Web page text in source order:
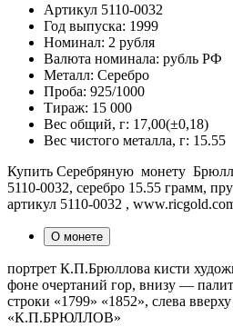
Артикул 5110-0032
Год выпуска: 1999
Номинал: 2 рубля
Валюта номинала: рубль РФ
Металл: Серебро
Проба: 925/1000
Тираж: 15 000
Вес общий, г: 17,00(±0,18)
Вес чистого металла, г: 15.55
Купить Серебряную монету
5110-0032, серебро 15.55 грамм,
артикул 5110-0032 ,
О монете
портрет К.П.Брюллова кисти
фоне очертаний гор, внизу —
строки «1799» «1852», слева
«К.П.БРЮЛЛОВ»